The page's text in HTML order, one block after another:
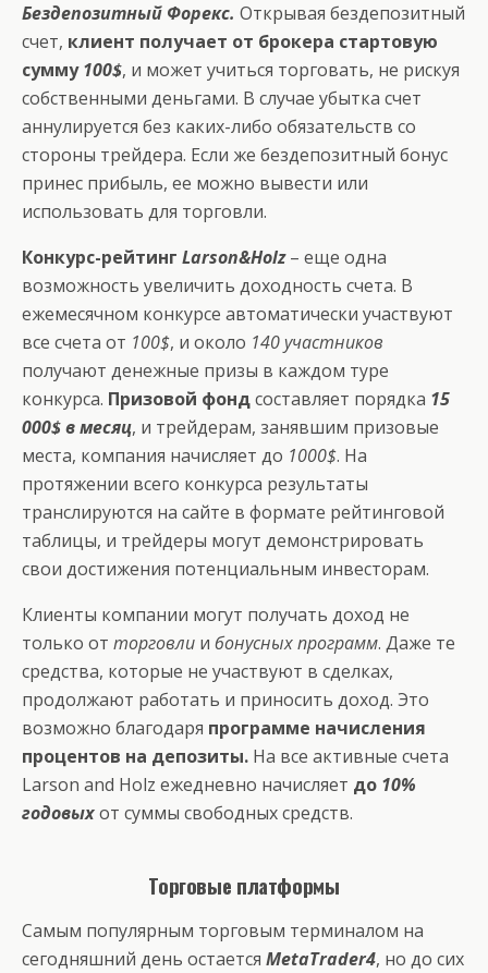
Бездепозитный Форекс. Открывая бездепозитный
счет, клиент получает от брокера стартовую
сумму100$, и может учиться торговать, не рискуя
собственными деньгами. В случае убытка счет
аннулируется без каких-либо обязательств со
стороны трейдера. Если же бездепозитный бонус
принес прибыль, ее можно вывести или
использовать для торговли.
Конкурс-рейтинг Larson&Holz– еще одна
возможность увеличить доходность счета. В
ежемесячном конкурсе автоматически участвуют
все счета от 100$, и около 140 участников
получают денежные призы в каждом туре
конкурса. Призовой фондсоставляет порядка 15
000$ в месяц, и трейдерам, занявшим призовые
места, компания начисляет до 1000$. На
протяжении всего конкурса результаты
транслируются на сайте в формате рейтинговой
таблицы, и трейдеры могут демонстрировать
свои достижения потенциальным инвесторам.
Клиенты компании могут получать доход не
только от торговли и бонусных программ. Даже те
средства, которые не участвуют в сделках,
продолжают работать и приносить доход. Это
возможно благодаря программе начисления
процентов на депозиты. На все активные счета
Larson and Holz ежедневно начисляет до 10%
годовыхот суммы свободных средств.
Торговые платформы
Самым популярным торговым терминалом на
сегодняшний день остается MetaTrader4, но до сих